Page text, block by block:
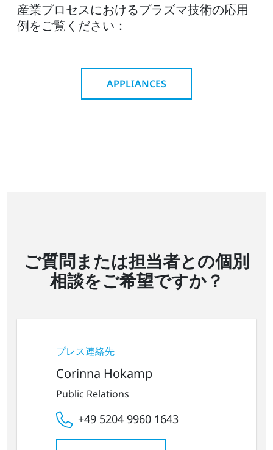
産業プロセスにおけるプラズマ技術の応用
例をご覧ください：
APPLIANCES
ご質問または担当者との個別
相談をご希望ですか？
プレス連絡先
Corinna Hokamp
Public Relations
+49 5204 9960 1643